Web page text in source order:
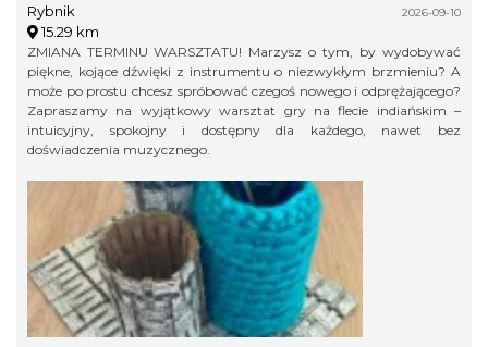
Rybnik 2026-09-10
15.29 km
ZMIANA TERMINU WARSZTATU! Marzysz o tym, by wydobywać
piękne, kojące dźwięki z instrumentu o niezwykłym brzmieniu? A
może po prostu chcesz spróbować czegoś nowego i odprężającego?
Zapraszamy na wyjątkowy warsztat gry na flecie indiańskim –
intuicyjny, spokojny i dostępny dla każdego, nawet bez
doświadczenia muzycznego.